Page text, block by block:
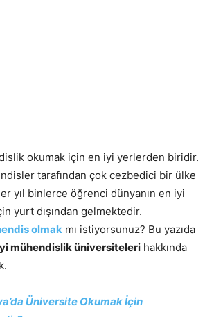
okumak için en iyi yerlerden biridir.
tarafından çok cezbedici bir ülke
yıl binlerce öğrenci dünyanın en iyi
yurt dışından gelmektedir.
olmak mı istiyorsunuz? Bu yazıda
mühendislik üniversiteleri hakkında
Üniversite Okumak İçin